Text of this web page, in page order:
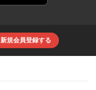
新規会員登録する